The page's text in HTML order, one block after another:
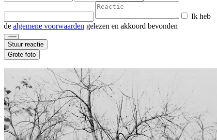
Ik heb
de algemene voorwaarden gelezen en akkoord bevonden